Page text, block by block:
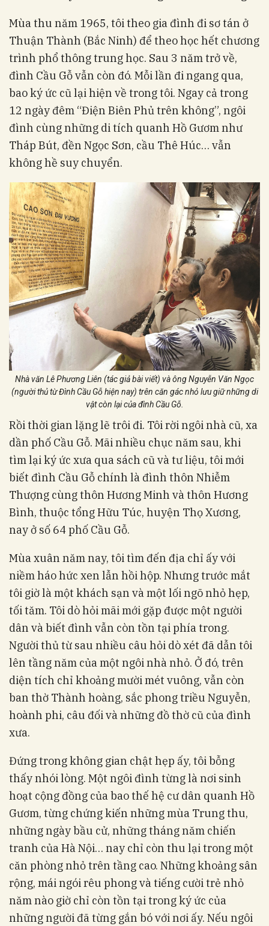
Mùa thu năm 1965, tôi theo gia đình đi sơ tán ở
Thuận Thành (Bắc Ninh) để theo học hết chương
trình phổ thông trung học. Sau 3 năm trở về,
đình Cầu Gỗ vẫn còn đó. Mỗi lần đi ngang qua,
bao ký ức cũ lại hiện về trong tôi. Ngay cả trong
12 ngày đêm “Điện Biên Phủ trên không”, ngôi
đình cùng những di tích quanh Hồ Gươm như
Tháp Bút, đền Ngọc Sơn, cầu Thê Húc… vẫn
không hề suy chuyển.
Nhà văn Lê Phương Liên (tác giả bài viết) và ông Nguyễn Văn Ngọc
(người thủ từ Đình Cầu Gỗ hiện nay) trên căn gác nhỏ lưu giữ những di
vật còn lại của đình Cầu Gỗ.
Rồi thời gian lặng lẽ trôi đi. Tôi rời ngôi nhà cũ, xa
dần phố Cầu Gỗ. Mãi nhiều chục năm sau, khi
tìm lại ký ức xưa qua sách cũ và tư liệu, tôi mới
biết đình Cầu Gỗ chính là đình thôn Nhiễm
Thượng cùng thôn Hương Minh và thôn Hương
Bình, thuộc tổng Hữu Túc, huyện Thọ Xương,
nay ở số 64 phố Cầu Gỗ.
Mùa xuân năm nay, tôi tìm đến địa chỉ ấy với
niềm háo hức xen lẫn hồi hộp. Nhưng trước mắt
tôi giờ là một khách sạn và một lối ngõ nhỏ hẹp,
tối tăm. Tôi dò hỏi mãi mới gặp được một người
dân và biết đình vẫn còn tồn tại phía trong.
Người thủ từ sau nhiều câu hỏi dò xét đã dẫn tôi
lên tầng năm của một ngôi nhà nhỏ. Ở đó, trên
diện tích chỉ khoảng mười mét vuông, vẫn còn
ban thờ Thành hoàng, sắc phong triều Nguyễn,
hoành phi, câu đối và những đồ thờ cũ của đình
xưa.
Đứng trong không gian chật hẹp ấy, tôi bỗng
thấy nhói lòng. Một ngôi đình từng là nơi sinh
hoạt cộng đồng của bao thế hệ cư dân quanh Hồ
Gươm, từng chứng kiến những mùa Trung thu,
những ngày bầu cử, những tháng năm chiến
tranh của Hà Nội… nay chỉ còn thu lại trong một
căn phòng nhỏ trên tầng cao. Những khoảng sân
rộng, mái ngói rêu phong và tiếng cười trẻ nhỏ
năm nào giờ chỉ còn tồn tại trong ký ức của
những người đã từng gắn bó với nơi ấy. Nếu ngôi